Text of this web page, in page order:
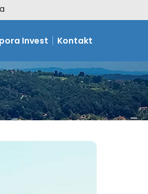
Invest Kontakt